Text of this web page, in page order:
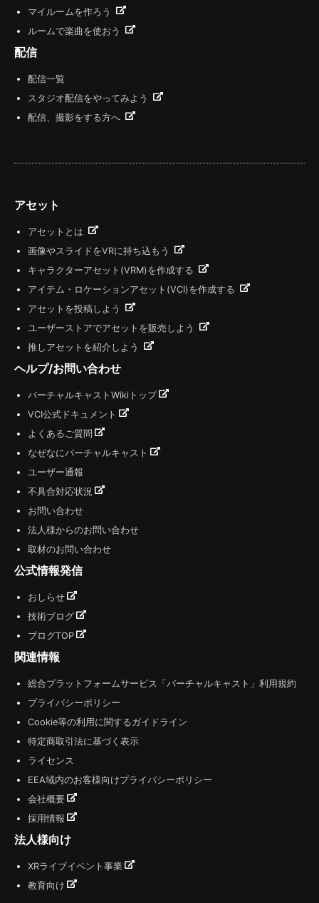
マイルームを作ろう
ルームで楽曲を使おう
配信
配信一覧
スタジオ配信をやってみよう
配信、撮影をする方へ
アセット
アセットとは
画像やスライドをVRに持ち込もう
キャラクターアセット(VRM)を作成する
アイテム・ロケーションアセット(VCI)を作成する
アセットを投稿しよう
ユーザーストアでアセットを販売しよう
推しアセットを紹介しよう
ヘルプ/お問い合わせ
バーチャルキャストWikiトップ
VCI公式ドキュメント
よくあるご質問
なぜなにバーチャルキャスト
ユーザー通報
不具合対応状況
お問い合わせ
法人様からのお問い合わせ
取材のお問い合わせ
公式情報発信
おしらせ
技術ブログ
ブログTOP
関連情報
総合プラットフォームサービス「バーチャルキャスト」利用規約
プライバシーポリシー
Cookie等の利用に関するガイドライン
特定商取引法に基づく表示
ライセンス
EEA域内のお客様向けプライバシーポリシー
会社概要
採用情報
法人様向け
XRライブイベント事業
教育向け